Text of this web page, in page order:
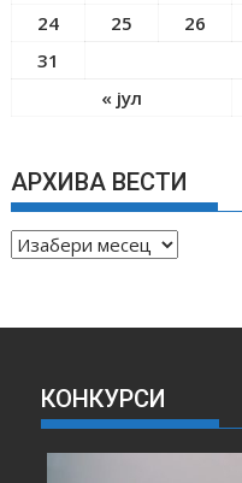
« јул
24
25 26
31
АРХИВА ВЕСТИ
А
И
КОНКУРСИ